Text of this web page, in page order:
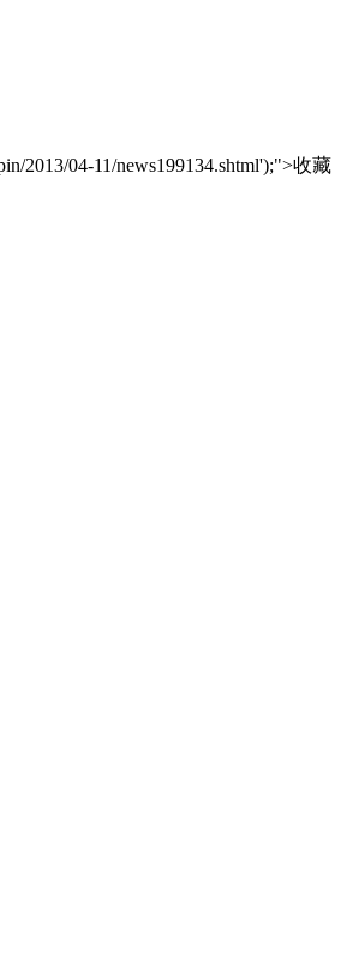
2013/04-11/news199134.shtml');">收藏